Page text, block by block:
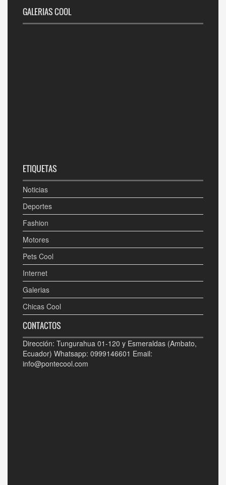
GALERIAS COOL
ETIQUETAS
Noticias
Deportes
Fashion
Motores
Pets Cool
Internet
Galerias
Chicas Cool
CONTACTOS
Dirección: Tungurahua 01-120 y Esmeraldas (Ambato,
Ecuador) Whatsapp: 0999146601 Email:
info@pontecool.com